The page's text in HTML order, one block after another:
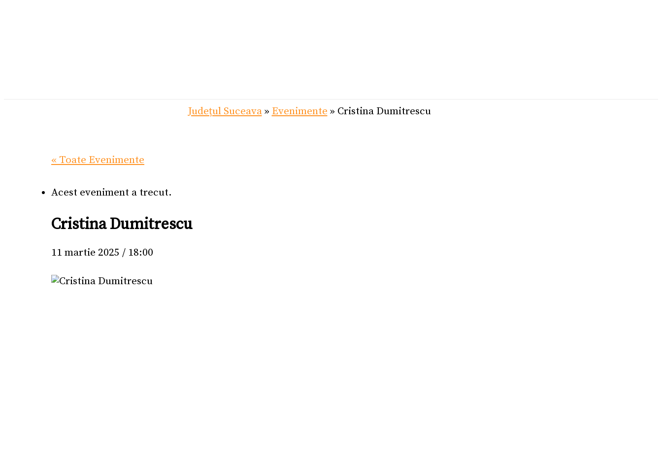
Județul Suceava» Evenimente » Cristina Dumitrescu
« Toate Evenimente
Acest eveniment a trecut.
Cristina Dumitrescu
11 martie 2025 / 18:00